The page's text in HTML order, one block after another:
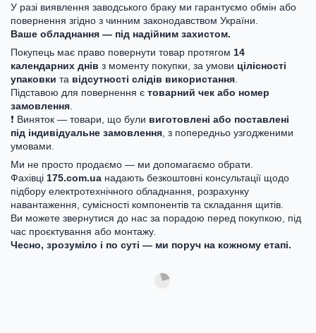
У разі виявлення заводського браку ми гарантуємо обмін або
повернення згідно з чинним законодавством України.
Ваше обладнання — під надійним захистом.
Покупець має право повернути товар протягом 14
календарних днів з моменту покупки, за умови цілісності
упаковки та відсутності слідів використання
Підставою для повернення є товарний чек або номер
замовлення
❗ Виняток — товари, що були виготовлені або поставлені
під індивідуальне замовлення , з попередньо узгодженими
умовами.
Ми не просто продаємо — ми допомагаємо обрати.
Фахівці 175.com.ua надають безкоштовні консультації щодо
підбору електротехнічного обладнання, розрахунку
навантаження, сумісності компонентів та складання щитів.
Ви можете звернутися до нас за порадою перед покупкою, під
час проєктування або монтажу.
Чесно, зрозуміло і по суті — ми поруч на кожному етапі.